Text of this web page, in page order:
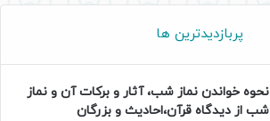
پربازدیدترین ها
نحوه خواندن نماز شب، آثار و برکات آن و نماز
شب از دیدگاه قرآن،احادیث و بزرگان